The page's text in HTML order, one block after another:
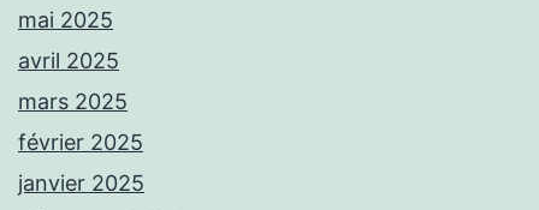
mai 2025
avril 2025
mars 2025
février 2025
janvier 2025